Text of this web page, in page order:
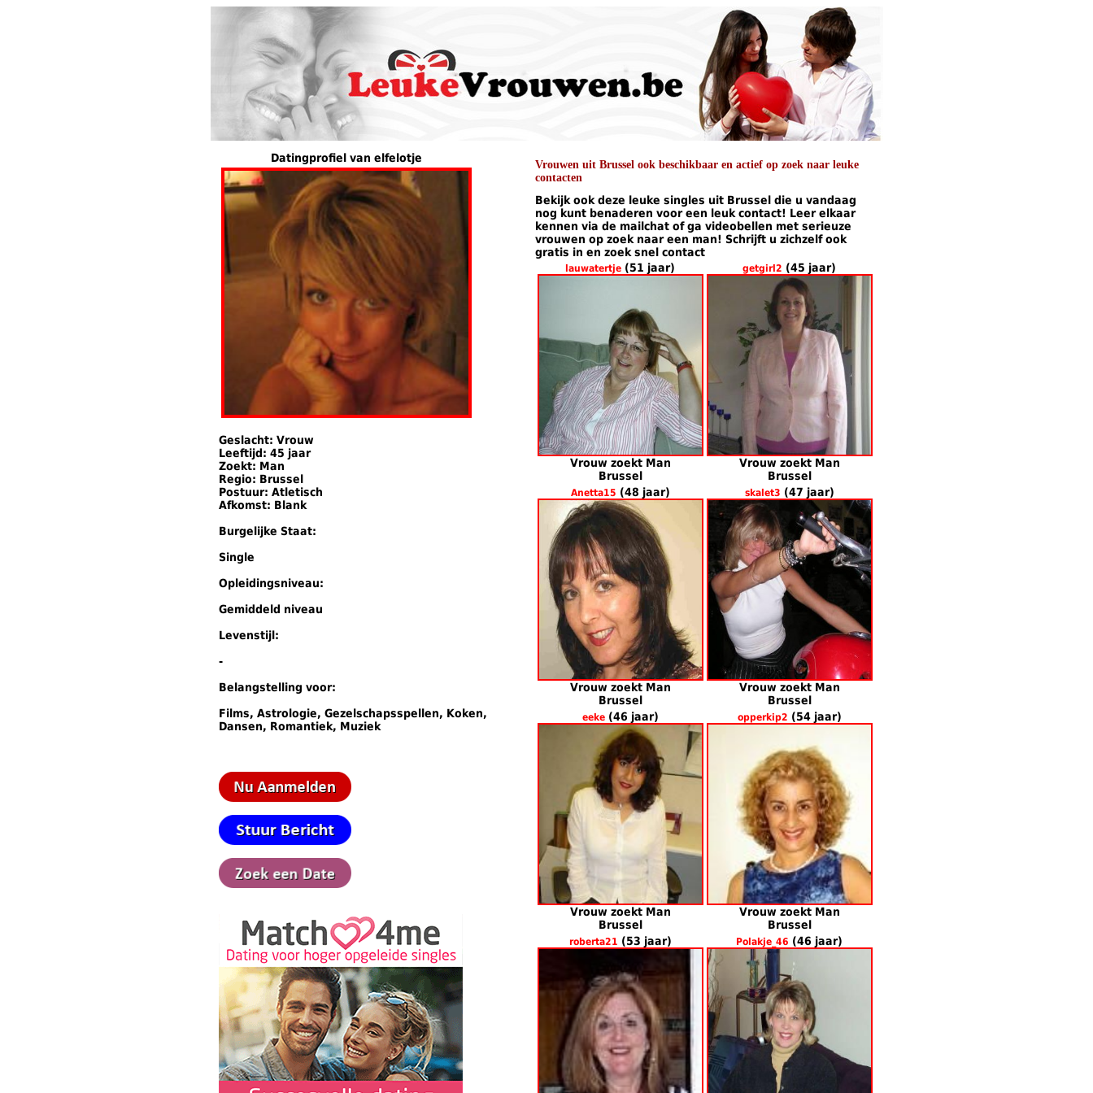
Datingprofiel van elfelotje
Geslacht: Vrouw
Leeftijd: 45 jaar
Zoekt: Man
Regio: Brussel
Postuur: Atletisch
Afkomst: Blank
Burgelijke Staat:
Single
Opleidingsniveau:
Gemiddeld niveau
Levenstijl:
-
Belangstelling voor:
Films, Astrologie, Gezelschapsspellen, Koken,
Dansen, Romantiek, Muziek
Vrouwen uit Brussel ook beschikbaar en actief op zoek naar leuke
contacten
Bekijk ook deze leuke singles uit Brussel die u vandaag
nog kunt benaderen voor een leuk contact! Leer elkaar
kennen via de mailchat of ga videobellen met serieuze
vrouwen op zoek naar een man! Schrijft u zichzelf ook
gratis in en zoek snel contact
lauwatertje (51 jaar)
Vrouw zoekt Man
Brussel
getgirl2 (45 jaar)
Vrouw zoekt Man
Brussel
Anetta15 (48 jaar)
Vrouw zoekt Man
Brussel
skalet3 (47 jaar)
Vrouw zoekt Man
Brussel
eeke(46 jaar)
Vrouw zoekt Man
Brussel
opperkip2 (54 jaar)
Vrouw zoekt Man
Brussel
roberta21 (53 jaar) Polakje_46 (46 jaar)